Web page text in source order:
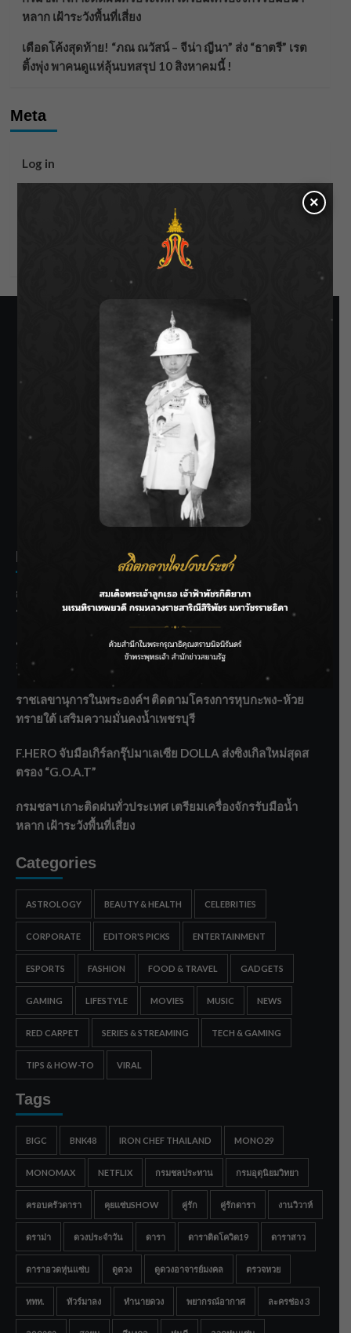
หลาก เฝ้าระวังพื้นที่เสี่ยง
เดือดโค้งสุดท้าย! “ภณ ณวัสน์ – จีน่า ญีนา” ส่ง “ธาตรี” เรต
ติ้งพุ่ง พาคนดูแห่ลุ้นบทสรุป 10 สิงหาคมนี้ !
Meta
Log in
SIAMRATH VARIETY
THE BEST ENTERTAINMENT
Recent Posts
กรมชลฯ รับฟังประชาชน ติดตามแก้ปัญหาโครงการประตู
ระบายน้ำศรีสองรักฯ
‘แมน การิน’ แชร์ความเชื่อชวนคิด! “อยากกินอะไรหลังจาก
ลาโลกนี้ ให้ใส่บาตรสิ่งนั้นไว้ตอนยังมีชีวิต”
ราชเลขานุการในพระองค์ฯ ติดตามโครงการหุบกะพง–ห้วย
ทรายใต้ เสริมความมั่นคงน้ำเพชรบุรี
F.HERO จับมือเกิร์ลกรุ๊ปมาเลเซีย DOLLA ส่งซิงเกิลใหม่สุดส
ตรอง “G.O.A.T”
กรมชลฯ เกาะติดฝนทั่วประเทศ เตรียมเครื่องจักรรับมือน้ำ
หลาก เฝ้าระวังพื้นที่เสี่ยง
Categories
ASTROLOGY BEAUTY & HEALTH CELEBRITIES
CORPORATE EDITOR'S PICKS ENTERTAINMENT
ESPORTS FASHION FOOD & TRAVEL GADGETS
GAMING LIFESTYLE MOVIES MUSIC NEWS
RED CARPET SERIES & STREAMING TECH & GAMING
TIPS & HOW-TO VIRAL
Tags
BIGC BNK48 IRON CHEF THAILAND MONO29
MONOMAX NETFLIX กรมชลประทาน กรมอุตุนิยมวิทยา
ครอบครัวดารา คุยแซ่บSHOW คู่รัก คู่รักดารา งานวิวาห์
ดราม่า ดวงประจำวัน ดารา ดาราติดโควิด19 ดาราสาว
ดาราอวดหุ่นแซ่บ ดูดวง ดูดวงอาจารย์มงคล ตรวจหวย
ททท. ทัวร์มาลง ทำนายดวง พยากรณ์อากาศ ละครช่อง 3
×